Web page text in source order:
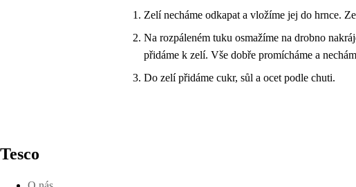
Zelí necháme odkapat a vložíme jej do hrnce.
Na rozpáleném tuku osmažíme na drobno
přidáme k zelí. Vše dobře promícháme a
Do zelí přidáme cukr, sůl a ocet podle chuti.
Tesco